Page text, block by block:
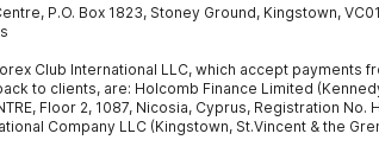
P.O. Box 1823, Stoney Ground, Kingstown,
Club International LLC, which accept payments
to clients, are: Holcomb Finance Limited
Floor 2, 1087, Nicosia, Cyprus, Registration No.
Company LLC (Kingstown, St.Vincent & the